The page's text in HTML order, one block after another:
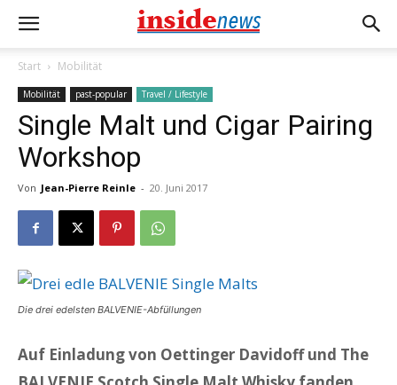
Start Mobilität
Mobilität past-popular Travel / Lifestyle
Single Malt und Cigar Pairing
Workshop
Von Jean-Pierre Reinle - 20. Juni 2017
Die drei edelsten BALVENIE-Abfüllungen
Auf Einladung von Oettinger Davidoff und The